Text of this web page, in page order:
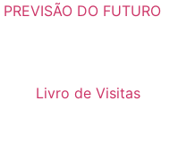
PREVISÃO DO FUTURO
Livro de Visitas